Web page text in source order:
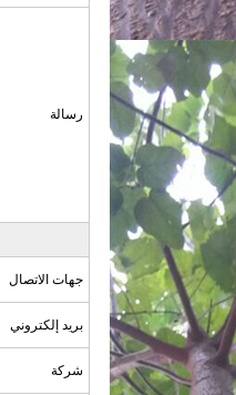
رسالة
جهات الاتصال
بريد إلكتروني
شركة